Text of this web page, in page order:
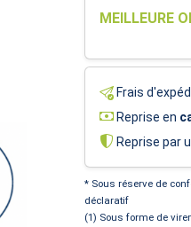
MEILLEURE
Frais
Reprise en
Reprise par
* Sous réserve de
déclaratif
(1) Sous forme de